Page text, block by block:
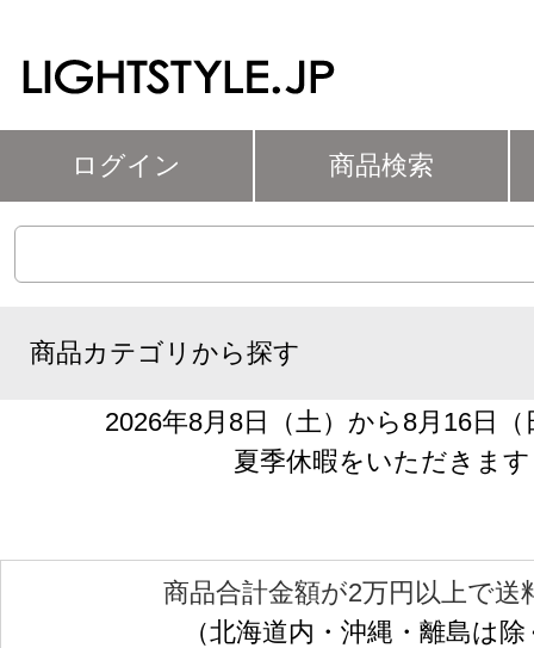
ログイン 商品検索
商品カテゴリから探す
2026年8月8日（土）から8月16日
夏季休暇をいただきます
商品合計金額が2万円以上で送
（北海道内・沖縄・離島は